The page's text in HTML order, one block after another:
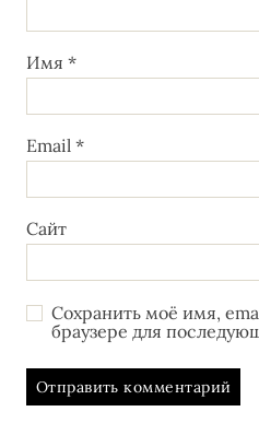
Имя *
Email *
Сайт
Сохранить моё имя,
браузере для